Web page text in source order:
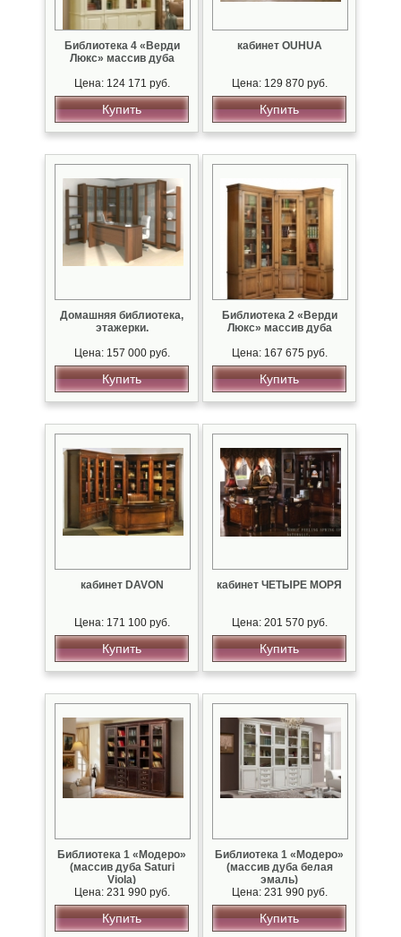
Библиотека 4 «Верди
Люкс» массив дуба
Цена: 124 171 руб.
Купить
кабинет OUHUA
Цена: 129 870 руб.
Купить
Домашняя библиотека,
этажерки.
Цена: 157 000 руб.
Купить
Библиотека 2 «Верди
Люкс» массив дуба
Цена: 167 675 руб.
Купить
кабинет DAVON
Цена: 171 100 руб.
Купить
кабинет ЧЕТЫРЕ МОРЯ
Цена: 201 570 руб.
Купить
Библиотека 1 «Модеро»
(массив дуба Saturi
Viola)
Цена: 231 990 руб.
Купить
Библиотека 1 «Модеро»
(массив дуба белая
эмаль)
Цена: 231 990 руб.
Купить